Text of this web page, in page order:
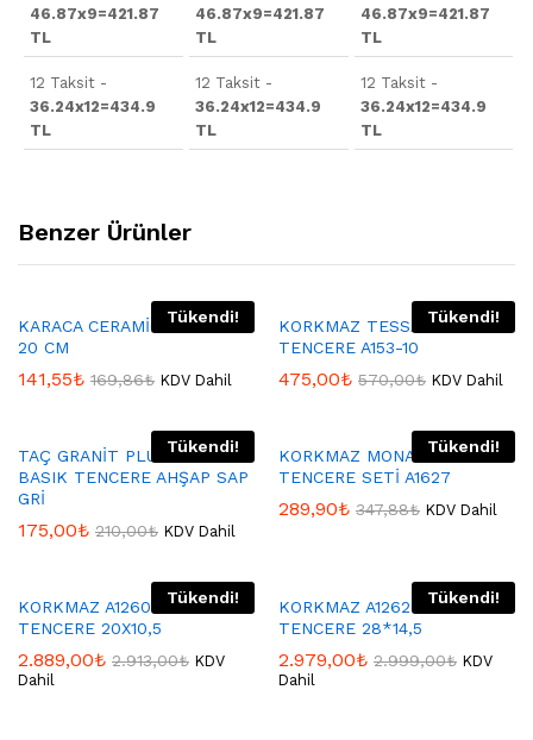
46.87x9=421.87
TL
12 Taksit -
36.24x12=434.9
TL
46.87x9=421.87
TL
12 Taksit -
36.24x12=434.9
TL
46.87x9=421.87
TL
12 Taksit -
36.24x12=434.9
TL
Benzer Ürünler
Tükendi!
KARACA CERAMİCA TENCERE
20 CM
141,55₺ 169,86₺ KDV Dahil
Tükendi!
KORKMAZ TESSA DÜDÜKLÜ
TENCERE A153-10
475,00₺ 570,00₺ KDV Dahil
Tükendi!
TAÇ GRANİT PLUS 26 CM
BASIK TENCERE AHŞAP SAP
GRİ
175,00₺ 210,00₺ KDV Dahil
Tükendi!
KORKMAZ MONA JR
TENCERE SETİ A1627
289,90₺ 347,88₺ KDV Dahil
Tükendi!
KORKMAZ A1260 GRANİTA
TENCERE 20X10,5
2.889,00₺ 2.913,00₺ KDV
Dahil
Tükendi!
KORKMAZ A1262 GRANİTA
TENCERE 28*14,5
2.979,00₺ 2.999,00₺ KDV
Dahil